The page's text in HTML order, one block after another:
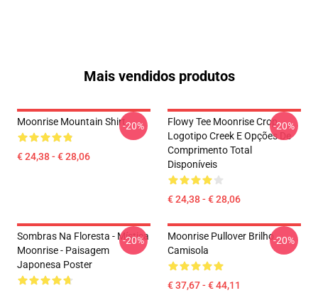
Mais vendidos produtos
Moonrise Mountain Shirt
€ 24,38 - € 28,06
-20%
Flowy Tee Moonrise Crop
Logotipo Creek E Opções De
Comprimento Total
Disponíveis
€ 24,38 - € 28,06
-20%
Sombras Na Floresta - Mística
Moonrise - Paisagem
Japonesa Poster
-20%
Moonrise Pullover Brilho
Camisola
€ 37,67 - € 44,11
-20%